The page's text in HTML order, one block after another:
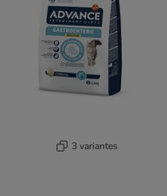
3 variantes